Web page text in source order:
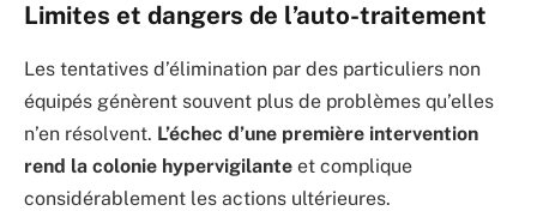
Limites et dangers de l’auto-traitement
Les tentatives d’élimination par des particuliers non
équipés génèrent souvent plus de problèmes qu’elles
n’en résolvent. L’échec d’une première intervention
rend la colonie hypervigilante et complique
considérablement les actions ultérieures.